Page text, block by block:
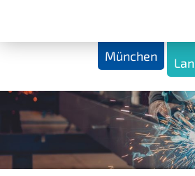
München